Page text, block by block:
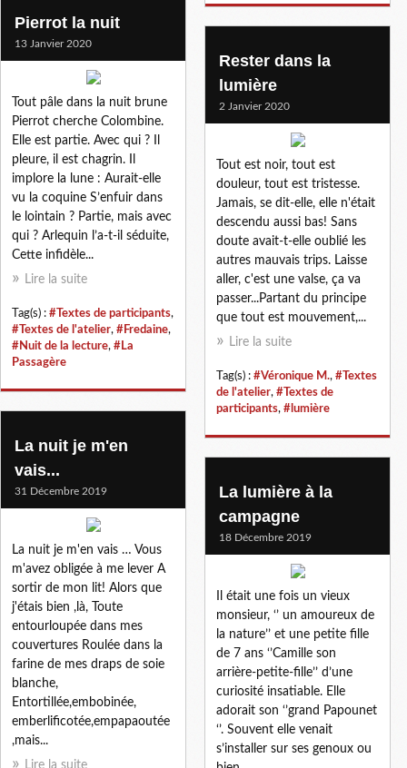
Pierrot la nuit
13 Janvier 2020
Tout pâle dans la nuit brune
Pierrot cherche Colombine.
Elle est partie. Avec qui ? Il
pleure, il est chagrin. Il
implore la lune : Aurait-elle
vu la coquine S’enfuir dans
le lointain ? Partie, mais avec
qui ? Arlequin l’a-t-il séduite,
Cette infidèle...
Lire la suite
Tag(s) : #Textes de participants,
#Textes de l'atelier, #Fredaine,
#Nuit de la lecture, #La
Passagère
Rester dans la
lumière
2 Janvier 2020
Tout est noir, tout est
douleur, tout est tristesse.
Jamais, se dit-elle, elle n'était
descendu aussi bas! Sans
doute avait-t-elle oublié les
autres mauvais trips. Laisse
aller, c'est une valse, ça va
passer...Partant du principe
que tout est mouvement,...
Lire la suite
Tag(s) : #Véronique M., #Textes
de l'atelier, #Textes de
participants, #lumière
La nuit je m'en
vais...
31 Décembre 2019
La nuit je m'en vais … Vous
m'avez obligée à me lever A
sortir de mon lit! Alors que
j'étais bien ,là, Toute
entourloupée dans mes
couvertures Roulée dans la
farine de mes draps de soie
blanche,
Entortillée,embobinée,
emberlificotée,empapaoutée
,mais...
Lire la suite
La lumière à la
campagne
18 Décembre 2019
Il était une fois un vieux
monsieur, ‘’ un amoureux de
la nature’’ et une petite fille
de 7 ans ‘’Camille son
arrière-petite-fille’’ d’une
curiosité insatiable. Elle
adorait son ‘’grand Papounet
‘’. Souvent elle venait
s’installer sur ses genoux ou